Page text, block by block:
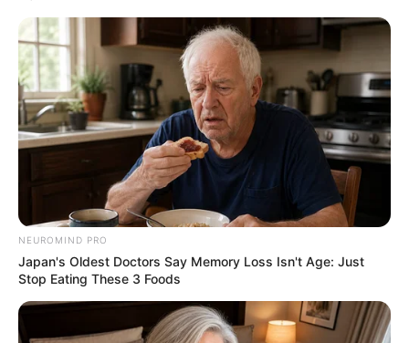
NEUROMIND PRO
Japan's Oldest Doctors Say Memory Loss Isn't Age: Just
Stop Eating These 3 Foods